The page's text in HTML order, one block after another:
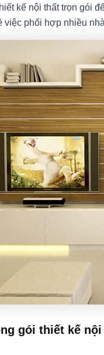
kế nội thất trọn gói
việc phối hợp nhiều
gói thiết kế